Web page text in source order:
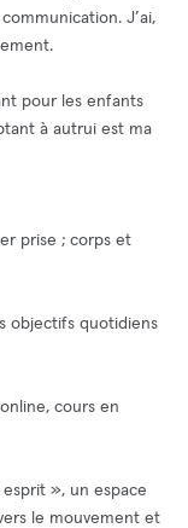
J’ai,
pour les enfants
à autrui est ma
prise ; corps et
objectifs quotidiens
cours en
», un espace
le mouvement et